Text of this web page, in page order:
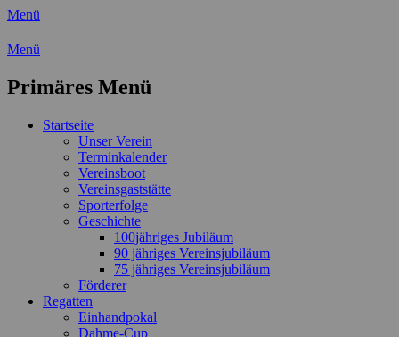
Menü
Wassersport-Verein 1921 e.V.
Freizeit mit der ganzen Familie
Menü
Primäres Menü
Zum
Startseite
Unser Verein
Terminkalender
Vereinsboot
Vereinsgaststätte
Sporterfolge
Geschichte
100jähriges Jubiläum
90 jähriges Vereinsjubiläum
75 jähriges Vereinsjubiläum
Förderer
Regatten
Einhandpokal
Dahme-Cup